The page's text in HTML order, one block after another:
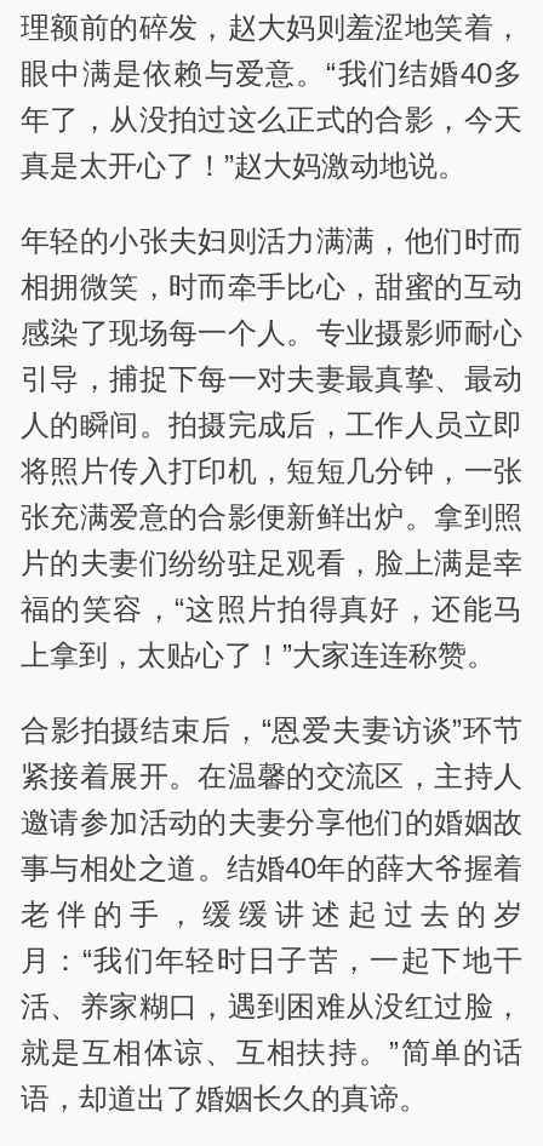
理额前的碎发，赵大妈则羞涩地笑着，
眼中满是依赖与爱意。“我们结婚40多
年了，从没拍过这么正式的合影，今天
真是太开心了！”赵大妈激动地说。
年轻的小张夫妇则活力满满，他们时而
相拥微笑，时而牵手比心，甜蜜的互动
感染了现场每一个人。专业摄影师耐心
引导，捕捉下每一对夫妻最真挚、最动
人的瞬间。拍摄完成后，工作人员立即
将照片传入打印机，短短几分钟，一张
张充满爱意的合影便新鲜出炉。拿到照
片的夫妻们纷纷驻足观看，脸上满是幸
福的笑容，“这照片拍得真好，还能马
上拿到，太贴心了！”大家连连称赞。
合影拍摄结束后，“恩爱夫妻访谈”环节
紧接着展开。在温馨的交流区，主持人
邀请参加活动的夫妻分享他们的婚姻故
事与相处之道。结婚40年的薛大爷握着
老伴的手，缓缓讲述起过去的岁
月：“我们年轻时日子苦，一起下地干
活、养家糊口，遇到困难从没红过脸，
就是互相体谅、互相扶持。”简单的话
语，却道出了婚姻长久的真谛。